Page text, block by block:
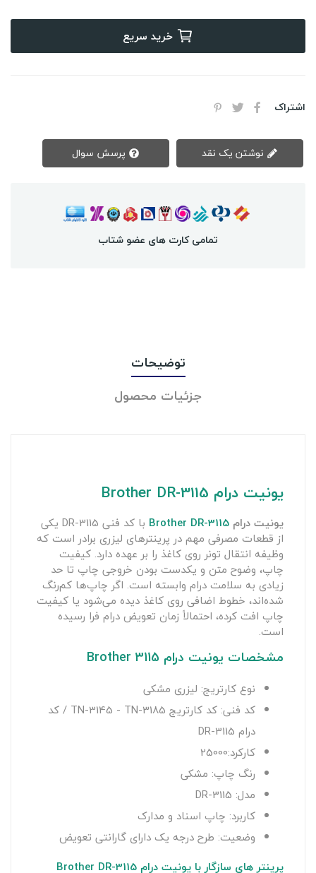
خرید سریع
اشتراک
تمامی کارت های عضو شتاب
توضیحات
جزئیات محصول
یونیت درام Brother DR-3115
یونیت درام Brother DR-3115
با کد فنی DR-3115 یکی
از قطعات مصرفی مهم در پرینترهای لیزری برادر است که
وظیفه انتقال تونر روی کاغذ را بر عهده دارد. کیفیت
چاپ، وضوح متن و یکدست بودن خروجی چاپ تا حد
زیادی به سلامت درام وابسته است. اگر چاپ‌ها کم‌رنگ
شده‌اند، خطوط اضافی روی کاغذ دیده می‌شود یا کیفیت
چاپ افت کرده، احتمالاً زمان تعویض درام فرا رسیده
است.
مشخصات یونیت درام Brother 3115
نوع کارتریج: لیزری مشکی
کد فنی: کد کارتریج TN-3145 - TN-3185 / کد
درام DR-3115
کارکرد:25000
رنگ چاپ: مشکی
مدل: DR-3115
کاربرد: چاپ اسناد و مدارک
وضعیت: طرح درجه یک دارای گارانتی تعویض
پرینتر های سازگار با یونیت درام Brother DR-3115